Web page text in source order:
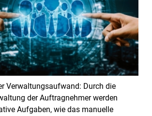
Verwaltungsaufwand: Durch die
der Auftragnehmer werden
Aufgaben, wie das manuelle